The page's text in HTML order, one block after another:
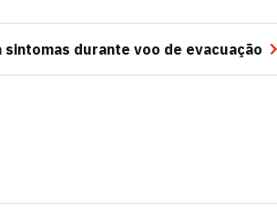
durante voo de evacuação